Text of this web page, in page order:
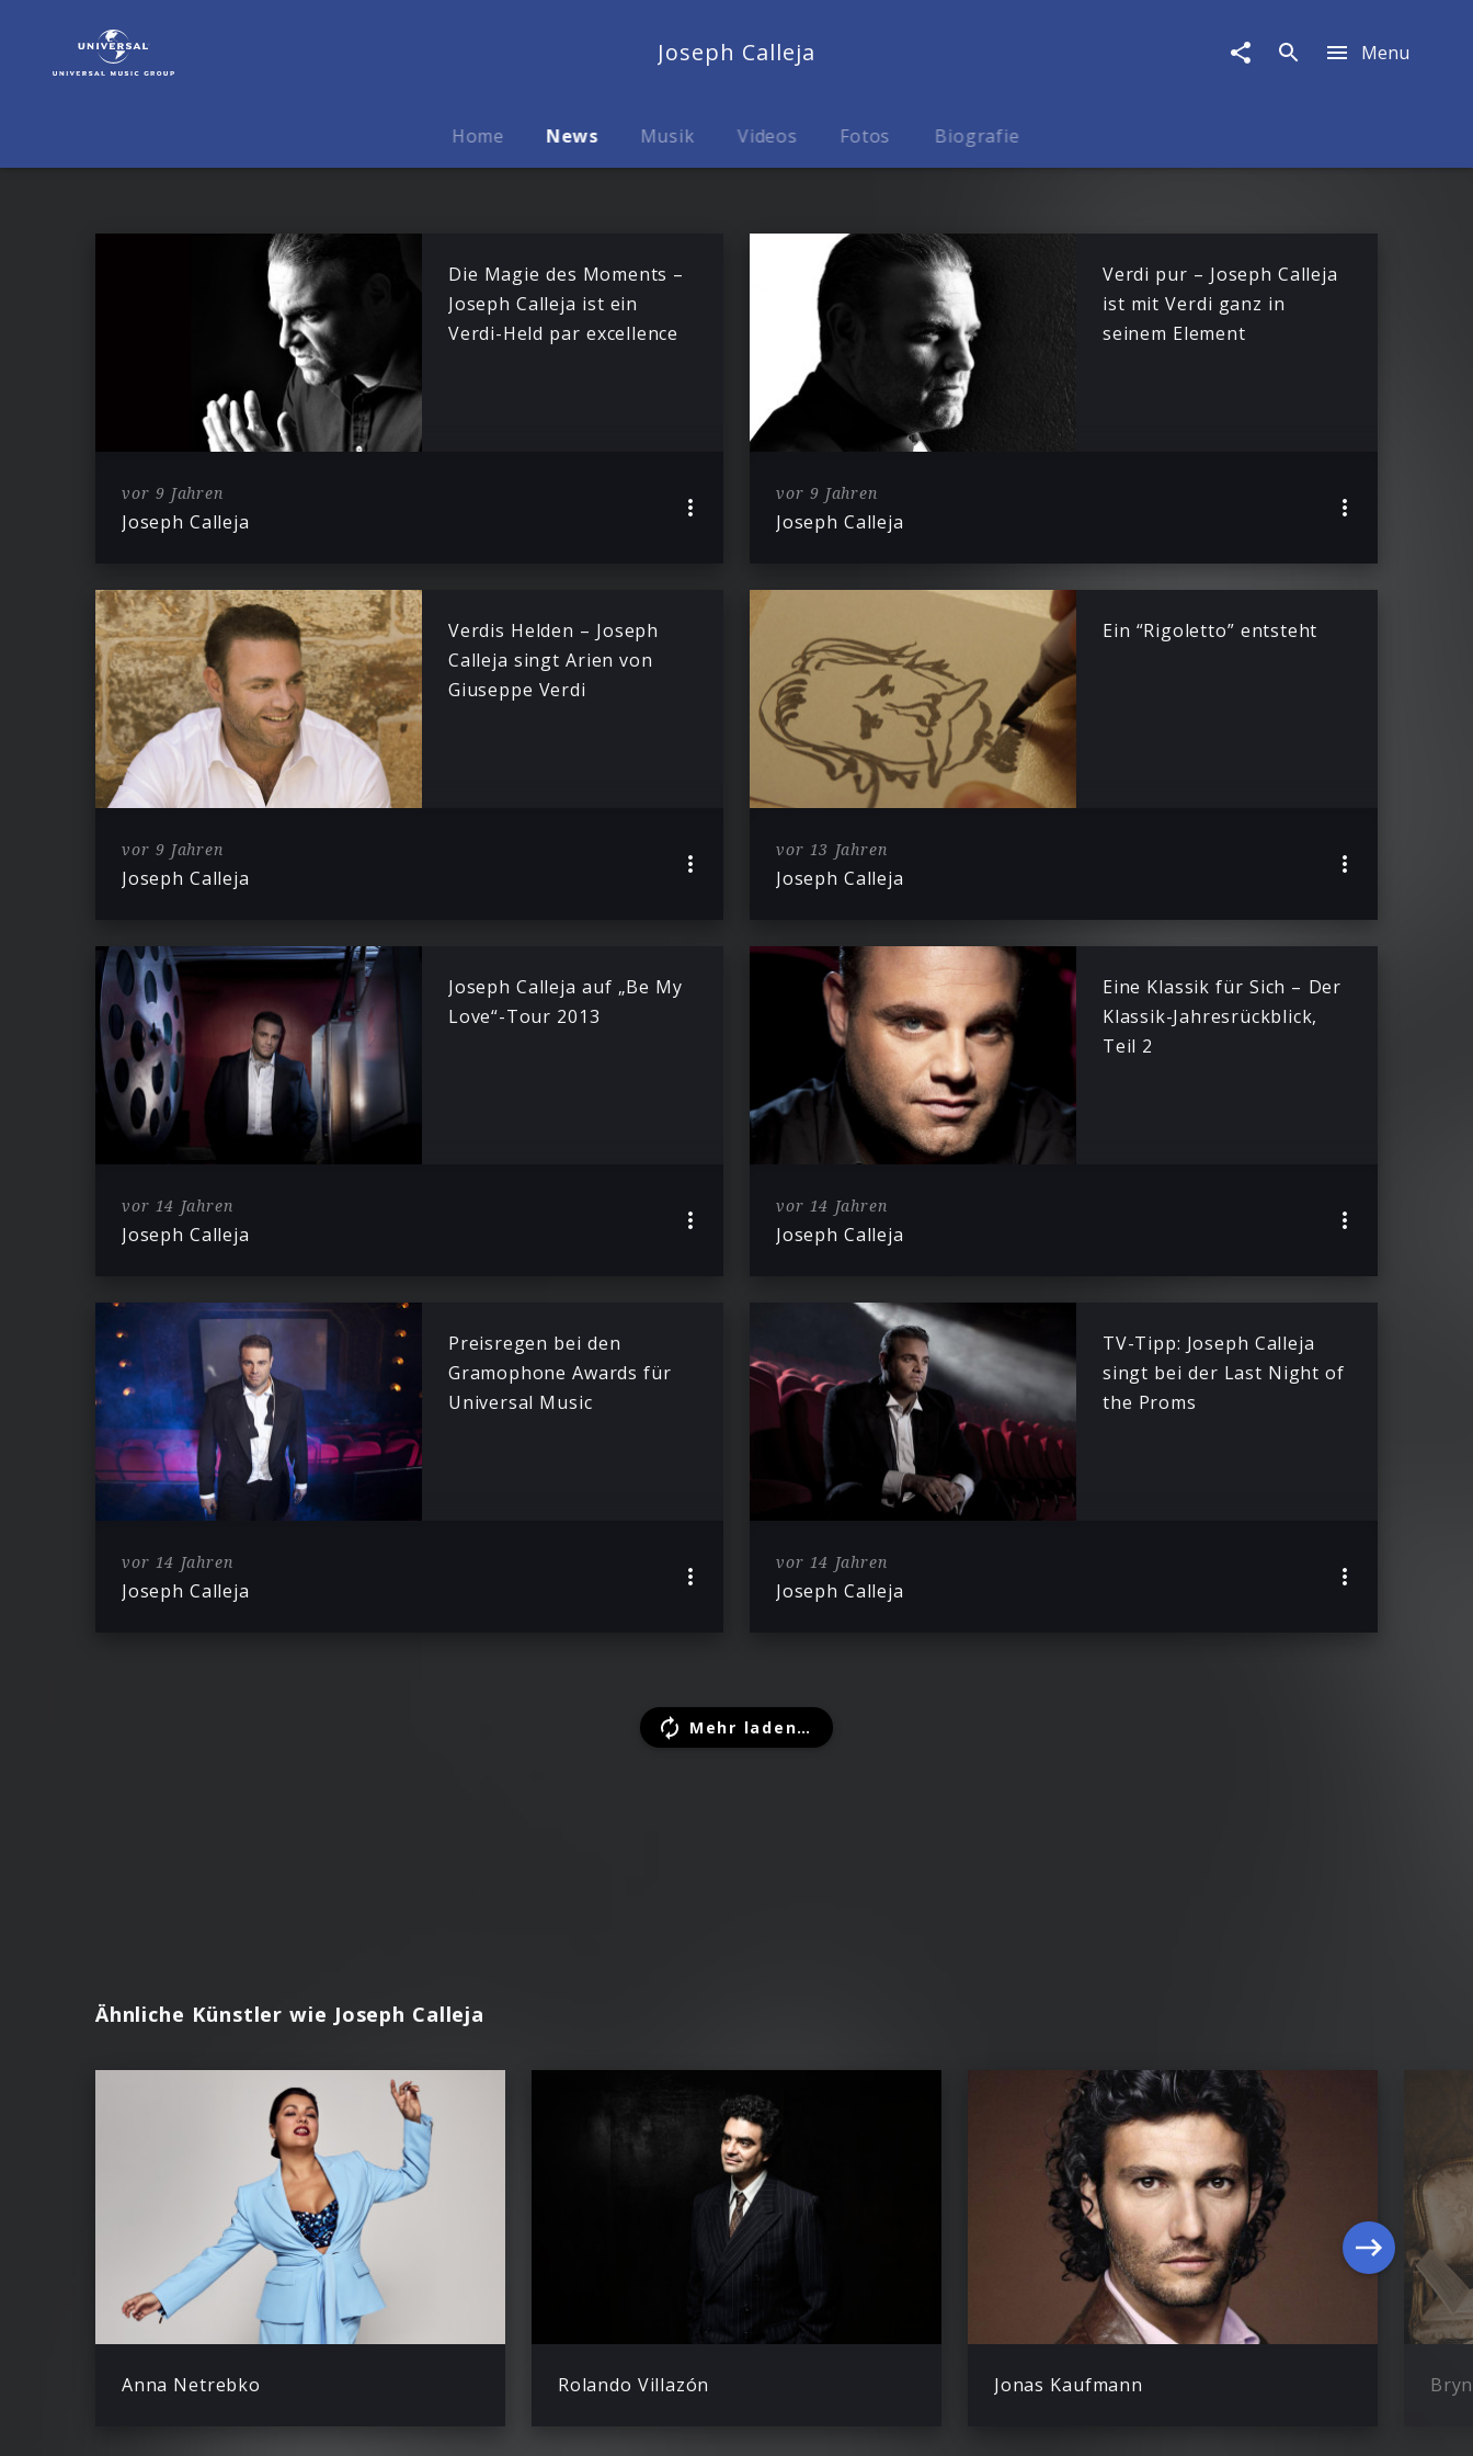
Joseph Calleja Menu
Home News Musik Videos Fotos Biografie
Die Magie des Moments –
Joseph Calleja ist ein
Verdi-Held par excellence
vor 9 Jahren
Joseph Calleja
Verdi pur – Joseph Calleja
ist mit Verdi ganz in
seinem Element
vor 9 Jahren
Joseph Calleja
Verdis Helden – Joseph
Calleja singt Arien von
Giuseppe Verdi
vor 9 Jahren
Joseph Calleja
Ein “Rigoletto” entsteht
vor 13 Jahren
Joseph Calleja
Joseph Calleja auf „Be My
Love“-Tour 2013
vor 14 Jahren
Joseph Calleja
Eine Klassik für Sich – Der
Klassik-Jahresrückblick,
Teil 2
vor 14 Jahren
Joseph Calleja
Preisregen bei den
Gramophone Awards für
Universal Music
vor 14 Jahren
Joseph Calleja
TV-Tipp: Joseph Calleja
singt bei der Last Night of
the Proms
vor 14 Jahren
Joseph Calleja
Mehr laden…
Ähnliche Künstler wie Joseph Calleja
Anna Netrebko Rolando Villazón Jonas Kaufmann